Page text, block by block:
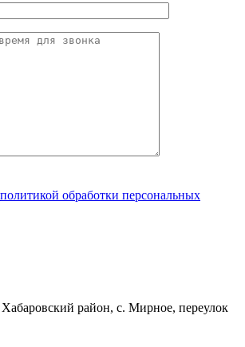
политикой обработки персональных
район, с. Мирное, переулок